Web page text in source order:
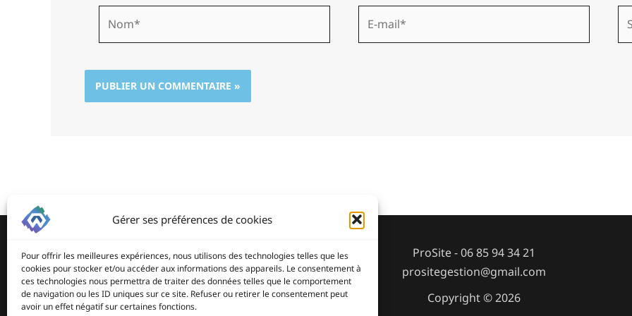
Gérer ses préférences de cookies
Pour offrir les meilleures expériences, nous utilisons des technologies telles que les
cookies pour stocker et/ou accéder aux informations des appareils. Le consentement à
ces technologies nous permettra de traiter des données telles que le comportement
de navigation ou les ID uniques sur ce site. Refuser ou retirer le consentement peut
avoir un effet négatif sur certaines fonctions.
mail*
ProSite - 06 85 94 34 21
prositegestion@gmail.com
Copyright © 2026